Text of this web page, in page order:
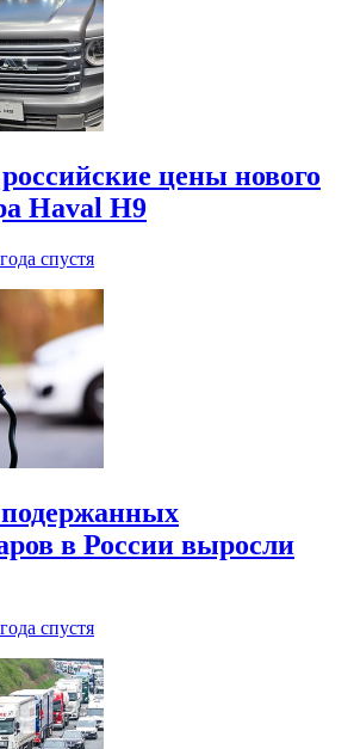
цены нового
Haval H9
спустя
в России выросли
спустя